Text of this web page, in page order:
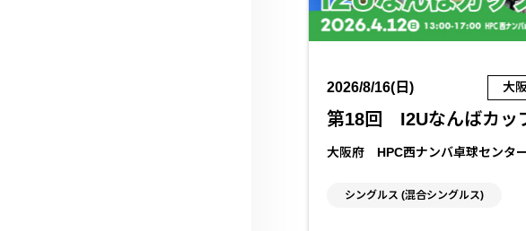
2026/8/16(日) 大
第18回 I2Uなんばカッ
大阪府 HPC西ナンバ卓球センタ
シングルス (混合シングルス)